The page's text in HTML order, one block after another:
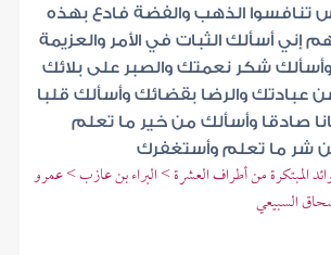
تنافسوا الذهب والفضة فادع بهذه
إني أسألك الثبات في الأمر والعزيمة
شكر نعمتك والصبر على بلائك
عبادتك والرضا بقضائك وأسألك قلبا
صادقا وأسألك من خير ما تعلم
شر ما تعلم وأستغفرك
المبتكرة من أطراف العشرة > البراء بن عازب > عمرو
السبيعي